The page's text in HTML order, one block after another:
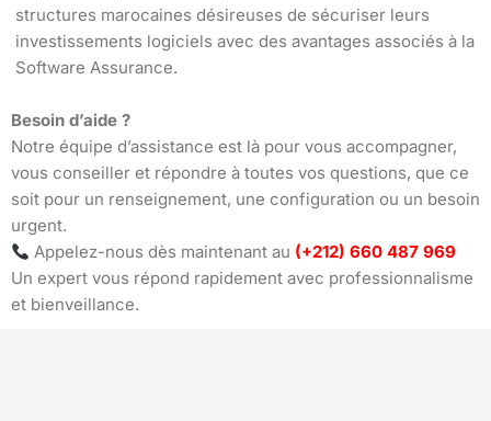
structures marocaines désireuses de sécuriser leurs
investissements logiciels avec des avantages associés à la
Software Assurance.
Besoin d’aide ?
Notre équipe d’assistance est là pour vous accompagner,
vous conseiller et répondre à toutes vos questions, que ce
soit pour un renseignement, une configuration ou un besoin
urgent.
Appelez-nous dès maintenant au (+212) 660 487 969
Un expert vous répond rapidement avec professionnalisme
et bienveillance.